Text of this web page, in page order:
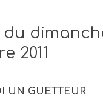
2011
UN GUETTEUR